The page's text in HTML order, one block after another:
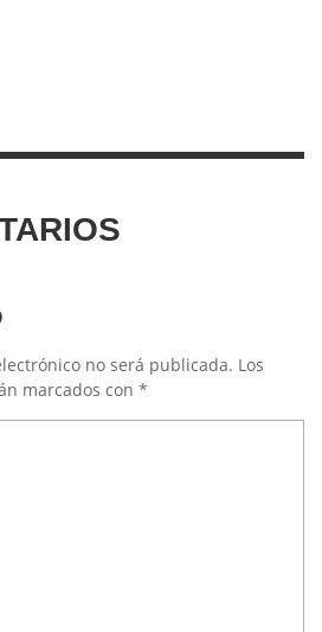
no será publicada. Los
marcados con *